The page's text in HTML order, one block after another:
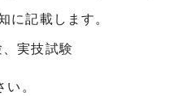
に記載します。
、実技試験
。